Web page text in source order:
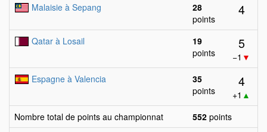
Malaisie à Sepang
28
points
4
Qatar à Losail
19
points
5
−1 ▼
Espagne à Valencia
35
points
4
+1 ▲
Nombre total de points au championnat
552 points